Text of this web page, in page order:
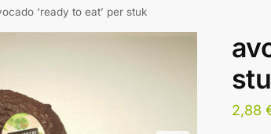
‘ready to eat’ per stuk
2,88